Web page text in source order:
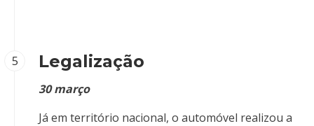
5 Legalização
30 março
Já em território nacional, o automóvel realizou a